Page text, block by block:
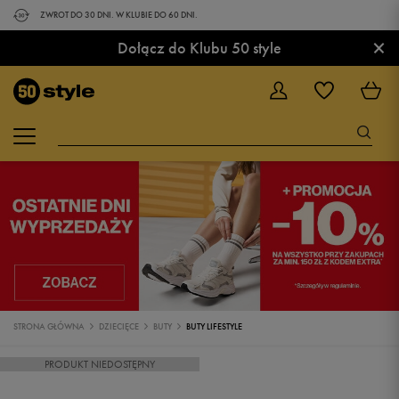
ZWROT DO 30 DNI. W KLUBIE DO 60 DNI.
Dołącz do Klubu 50 style ×
STRONA GŁÓWNA DZIECIĘCE BUTY BUTY LIFESTYLE
PRODUKT NIEDOSTĘPNY